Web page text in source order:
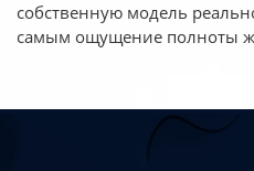
собственную модель
самым ощущение полноты